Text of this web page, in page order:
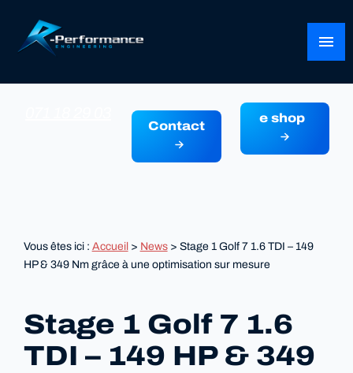
menu
Contact
e shop
Vous êtes ici : Accueil> News> Stage 1 Golf 7 1.6 TDI – 149
HP & 349 Nm grâce à une optimisation sur mesure
Stage 1 Golf 7 1.6
TDI – 149 HP & 349